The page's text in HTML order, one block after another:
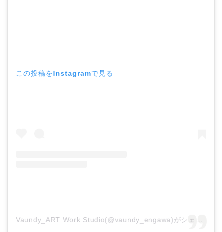
この投稿をInstagramで見る